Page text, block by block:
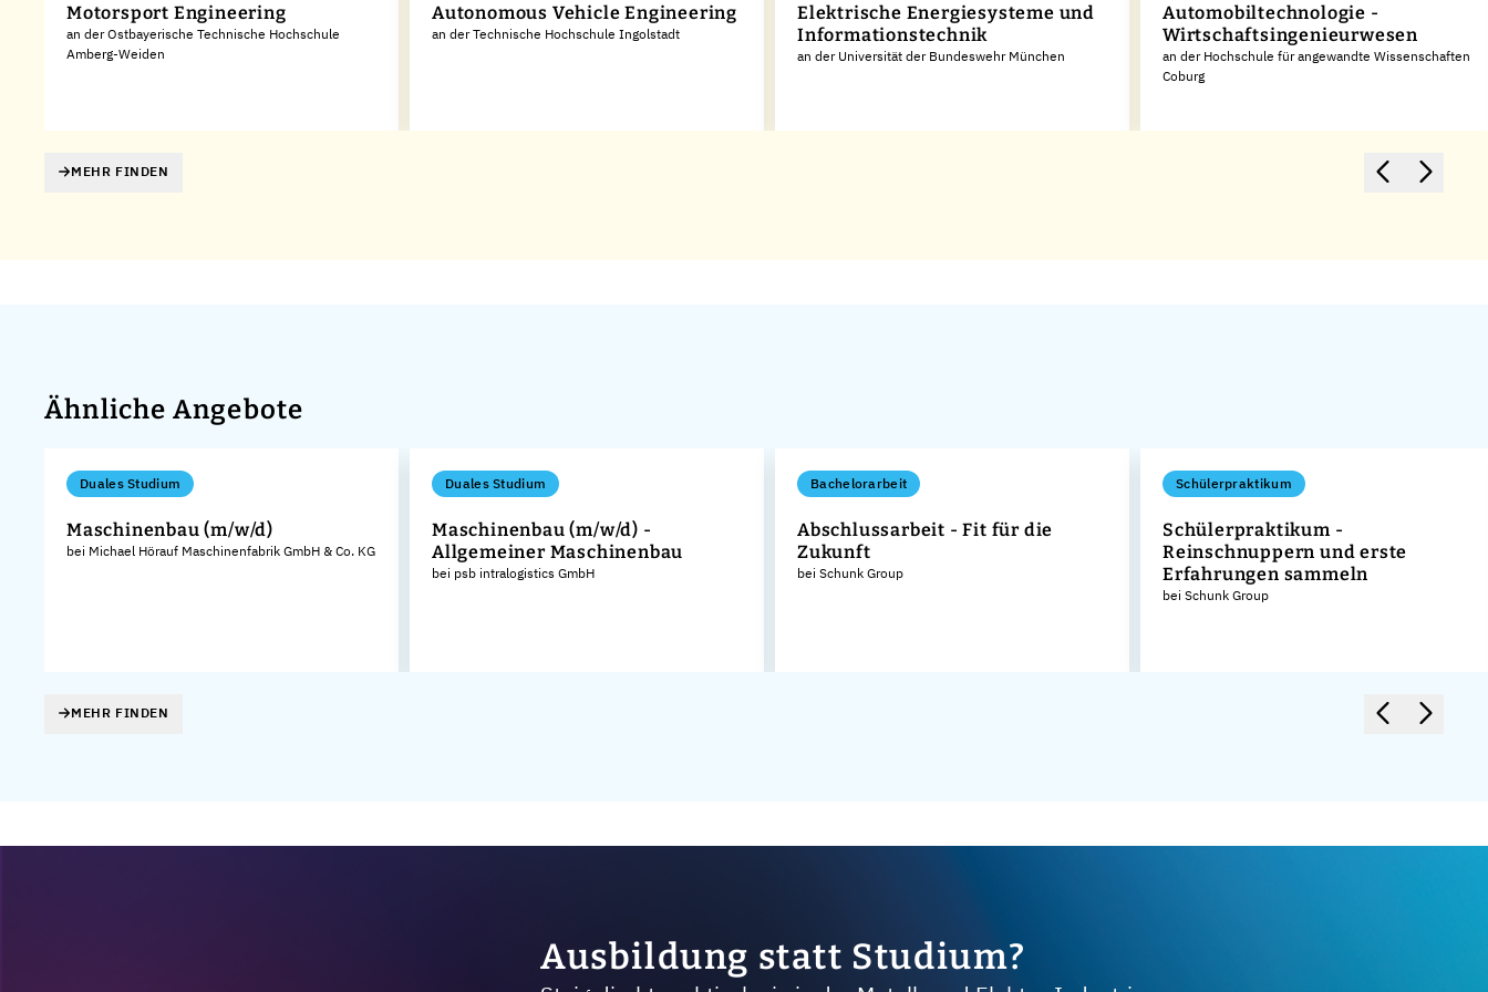
Motorsport Engineering
an der Ostbayerische Technische Hochschule
Amberg-Weiden
Autonomous Vehicle Engineering
an der Technische Hochschule Ingolstadt
Elektrische Energiesysteme und
Informationstechnik
an der Universität der Bundeswehr München
Automobiltechnologie -
Wirtschaftsingenieurwesen
an der Hochschule für angewandte Wissenschaften
Coburg
MEHR FINDEN
Ähnliche Angebote
Duales Studium
Maschinenbau (m/w/d)
bei Michael Hörauf Maschinenfabrik GmbH & Co. KG
Duales Studium
Maschinenbau (m/w/d) -
Allgemeiner Maschinenbau
bei psb intralogistics GmbH
Bachelorarbeit
Abschlussarbeit - Fit für die
Zukunft
bei Schunk Group
Schülerpraktikum
Schülerpraktikum -
Reinschnuppern und erste
Erfahrungen sammeln
bei Schunk Group
MEHR FINDEN
Ausbildung statt Studium?